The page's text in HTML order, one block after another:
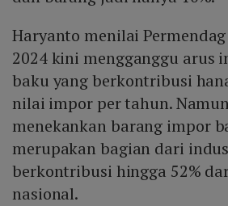
Haryanto menilai
2024 kini mengganggu arus
baku yang berkontribusi
nilai impor per tahun.
menekankan barang impor
merupakan bagian dari
berkontribusi hingga 52%
nasional.